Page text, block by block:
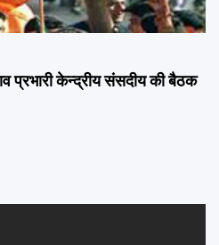
प्रभारी केन्द्रीय संसदीय की बैठक